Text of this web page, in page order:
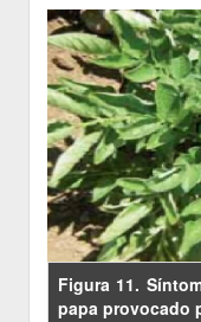
Figura 11.
papa provocado